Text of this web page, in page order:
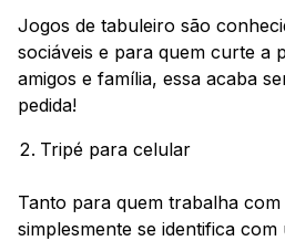
Jogos de tabuleiro são
sociáveis e para quem curte a
amigos e família, essa acaba
pedida!
Tripé para celular
Tanto para quem trabalha
simplesmente se identifica com